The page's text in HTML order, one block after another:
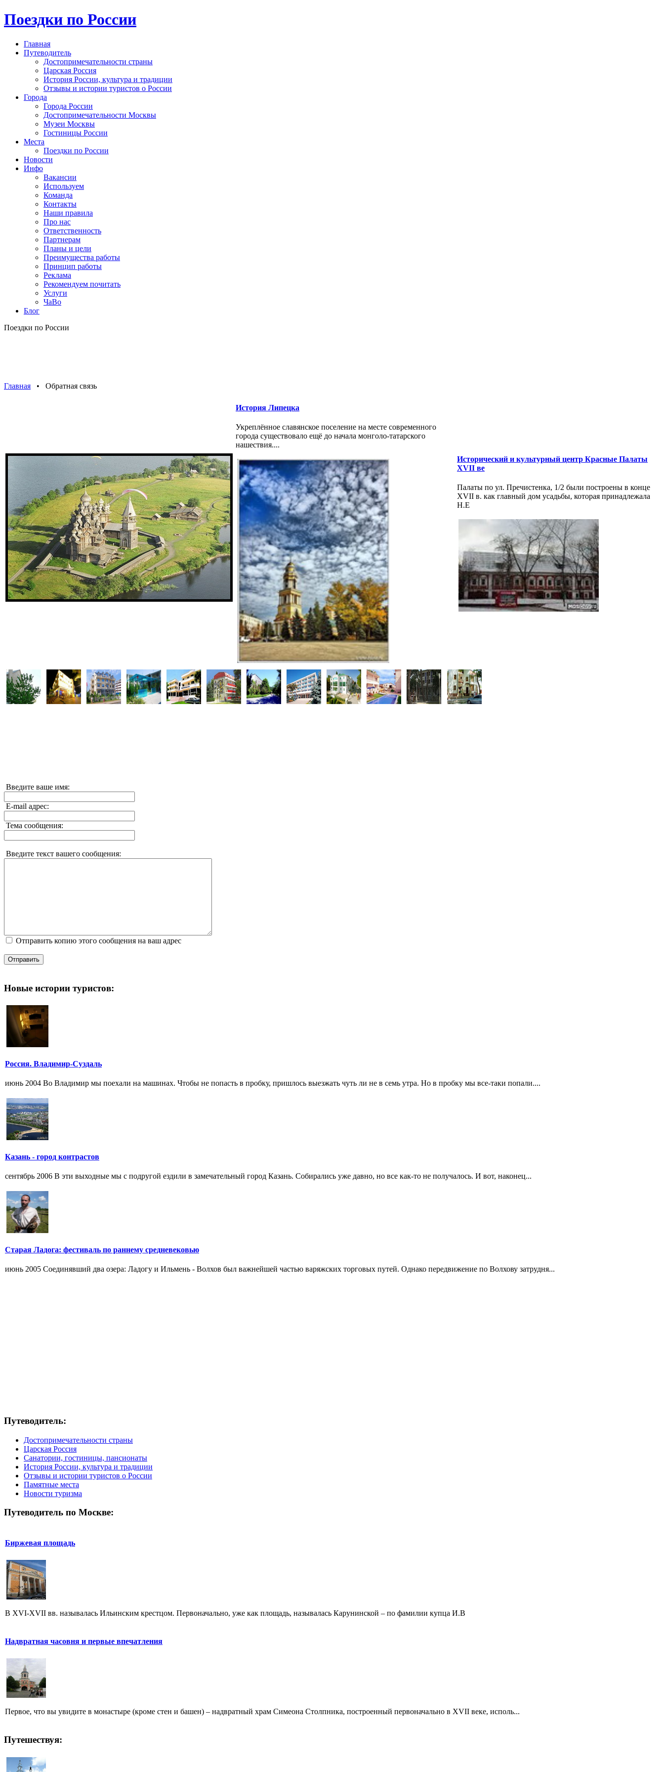
Поездки по России
Главная
Путеводитель
Достопримечательности страны
Царская Россия
История России, культура и традиции
Отзывы и истории туристов о России
Города
Города России
Достопримечательности Москвы
Музеи Москвы
Гостиницы России
Места
Поездки по России
Новости
Инфо
Вакансии
Используем
Команда
Контакты
Наши правила
Про нас
Ответственность
Партнерам
Планы и цели
Преимущества работы
Принцип работы
Реклама
Рекомендуем почитать
Услуги
ЧаВо
Блог
Поездки по России
Главная • Обратная связь
История Липецка
Укреплённое славянское поселение на месте современного
города существовало ещё до начала монголо-татарского
нашествия....
Исторический и культурный центр Красные Палаты
XVII ве
Палаты по ул. Пречистенка, 1/2 были построены в конце
XVII в. как главный дом усадьбы, которая принадлежала
Н.Е
Введите ваше имя:
E-mail адрес:
Тема сообщения:
Введите текст вашего сообщения:
Отправить копию этого сообщения на ваш адрес
Отправить
Новые истории туристов:
Россия. Владимир-Суздаль
июнь 2004 Во Владимир мы поехали на машинах. Чтобы не попасть в пробку, пришлось выезжать чуть ли не в семь утра. Но в пробку мы все-таки попали....
Казань - город контрастов
сентябрь 2006 В эти выходные мы с подругой ездили в замечательный город Казань. Собирались уже давно, но все как-то не получалось. И вот, наконец...
Старая Ладога: фестиваль по раннему средневековью
июнь 2005 Соединявший два озера: Ладогу и Ильмень - Волхов был важнейшей частью варяжских торговых путей. Однако передвижение по Волхову затрудня...
Путеводитель:
Достопримечательности страны
Царская Россия
Санатории, гостиницы, пансионаты
История России, культура и традиции
Отзывы и истории туристов о России
Памятные места
Новости туризма
Путеводитель по Москве:
Биржевая площадь
В XVI-XVII вв. называлась Ильинским крестцом. Первоначально, уже как площадь, называлась Карунинской – по фамилии купца И.В
Надвратная часовня и первые впечатления
Первое, что вы увидите в монастыре (кроме стен и башен) – надвратный храм Симеона Столпника, построенный первоначально в XVII веке, исполь...
Путешествуя: